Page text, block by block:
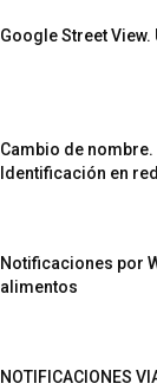
Google Street
Cambio de
Identificación en
Notificaciones por
alimentos
NOTIFICACIONES